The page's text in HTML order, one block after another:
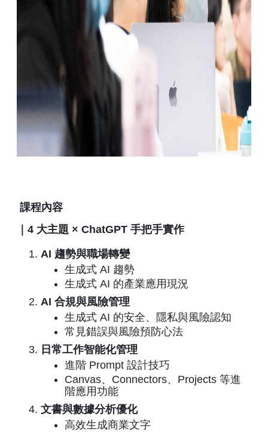
課程內容
｜4 大主題 × ChatGPT 手把手實作
AI 趨勢與職場轉變
生成式 AI 趨勢
生成式 AI 的產業應用現況
AI 合規與風險管理
生成式 AI 的安全、隱私與風險認知
常見錯誤與風險預防心法
日常工作智能化管理
進階 Prompt 設計技巧
Canvas、Connectors、Projects 等進
階應用功能
文書與數據分析優化
高效生成商業文字